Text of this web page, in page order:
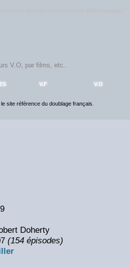
V.F V.O
, le site référence du doublage français.
Doherty
(154 épisodes)